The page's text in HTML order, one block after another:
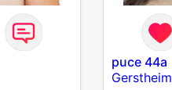
puce 44a
Gerstheim